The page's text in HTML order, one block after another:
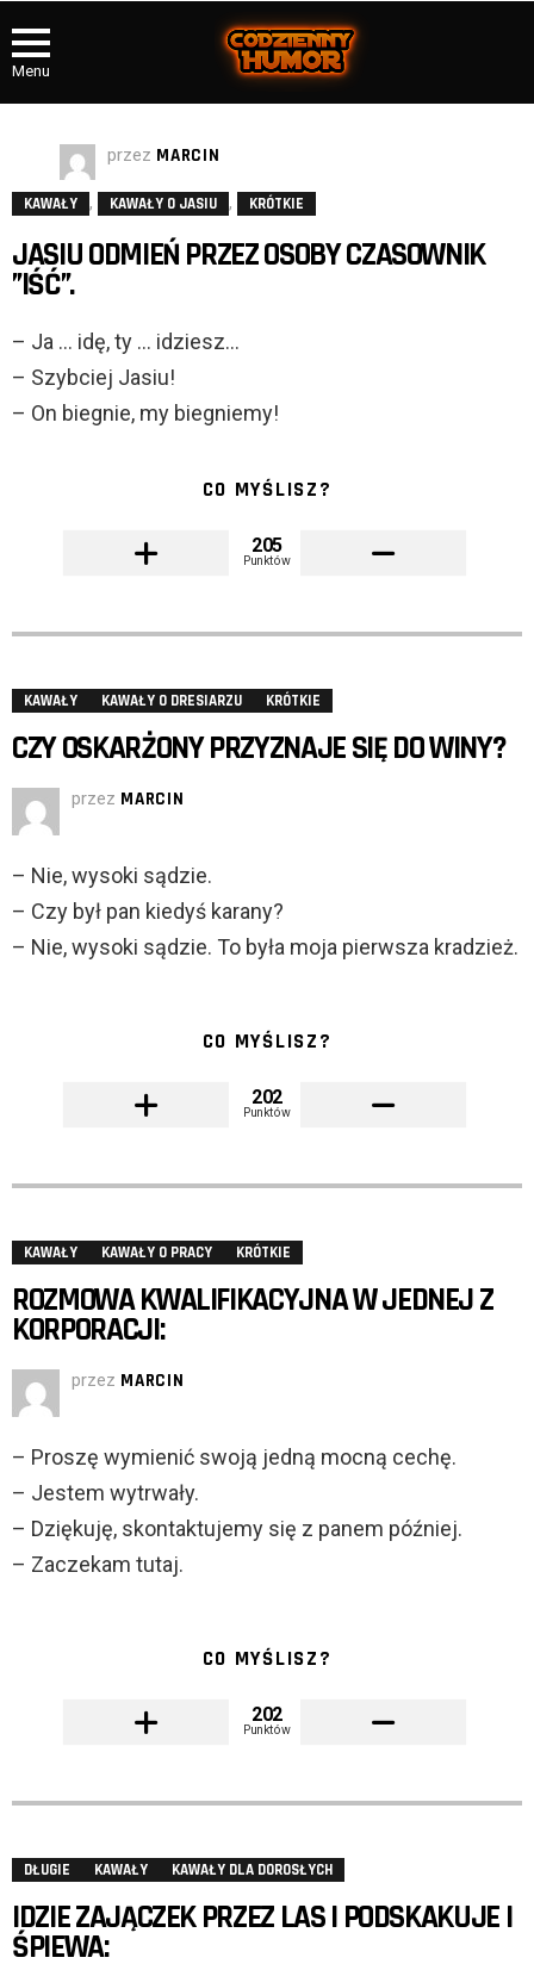
Menu
przez MARCIN
KAWAŁY , KAWAŁY O JASIU , KRÓTKIE
JASIU ODMIEŃ PRZEZ OSOBY CZASOWNIK
”IŚĆ”.
– Ja … idę, ty … idziesz…
– Szybciej Jasiu!
– On biegnie, my biegniemy!
CO MYŚLISZ?
205
Punktów
KAWAŁY KAWAŁY O DRESIARZU KRÓTKIE
CZY OSKARŻONY PRZYZNAJE SIĘ DO WINY?
przez MARCIN
– Nie, wysoki sądzie.
– Czy był pan kiedyś karany?
– Nie, wysoki sądzie. To była moja pierwsza kradzież.
CO MYŚLISZ?
202
Punktów
KAWAŁY KAWAŁY O PRACY KRÓTKIE
ROZMOWA KWALIFIKACYJNA W JEDNEJ Z
KORPORACJI:
przez MARCIN
– Proszę wymienić swoją jedną mocną cechę.
– Jestem wytrwały.
– Dziękuję, skontaktujemy się z panem później.
– Zaczekam tutaj.
CO MYŚLISZ?
202
Punktów
DŁUGIE KAWAŁY KAWAŁY DLA DOROSŁYCH
IDZIE ZAJĄCZEK PRZEZ LAS I PODSKAKUJE I
ŚPIEWA: